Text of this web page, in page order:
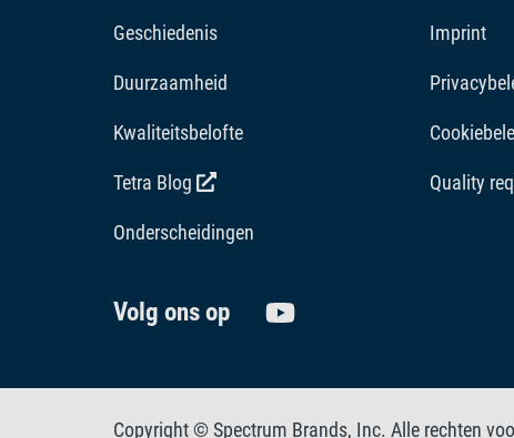
Geschiedenis Imprint
Duurzaamheid
Kwaliteitsbelofte
Tetra Blog Quality
Onderscheidingen
Volg ons op
Copyright © Spectrum Brands, Inc. Alle rechten